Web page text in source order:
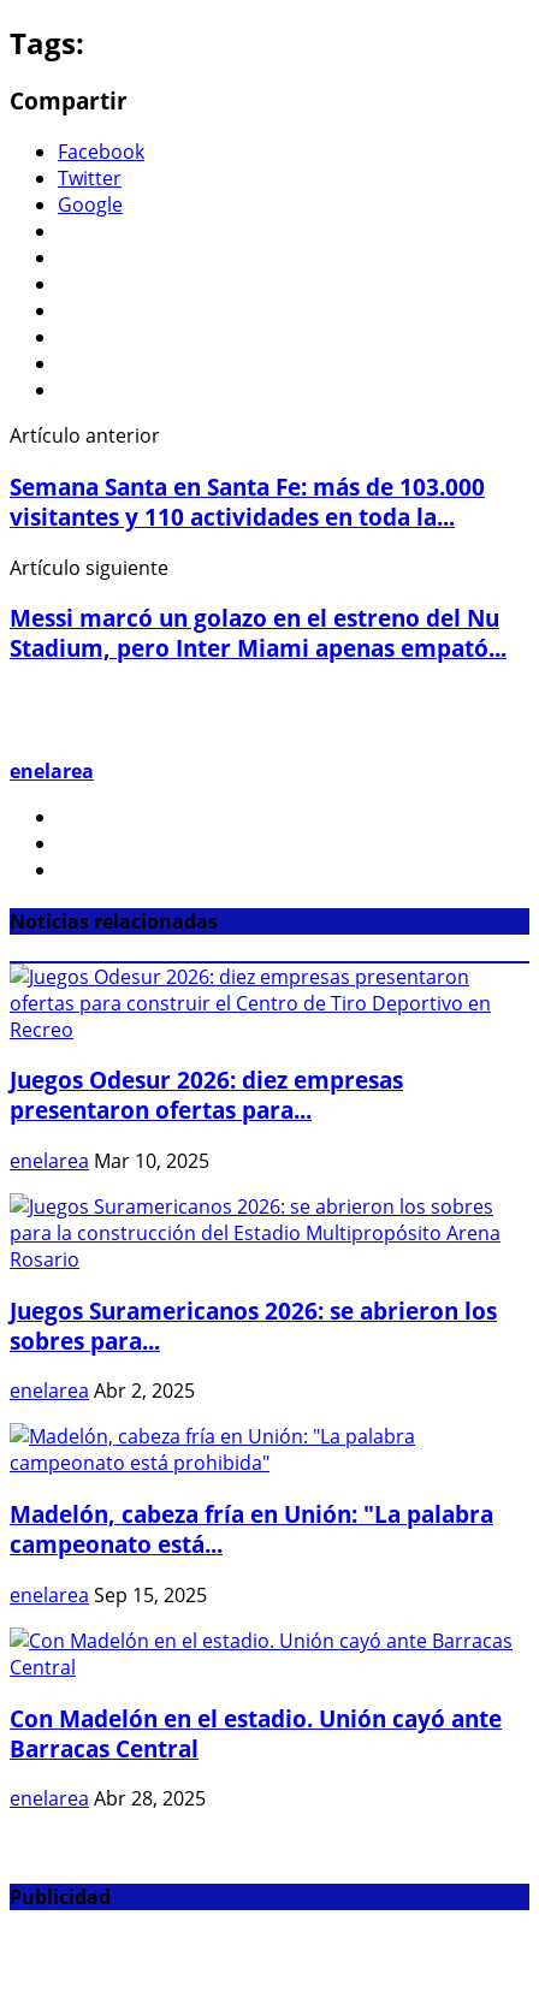
Tags:
Compartir
Facebook
Twitter
Google
Artículo anterior
Semana Santa en Santa Fe: más de 103.000
visitantes y 110 actividades en toda la...
Artículo siguiente
Messi marcó un golazo en el estreno del Nu
Stadium, pero Inter Miami apenas empató...
enelarea
Noticias relacionadas
Juegos Odesur 2026: diez empresas
presentaron ofertas para...
enelarea Mar 10, 2025
Juegos Suramericanos 2026: se abrieron los
sobres para...
enelarea Abr 2, 2025
Madelón, cabeza fría en Unión: "La palabra
campeonato está...
enelarea Sep 15, 2025
Con Madelón en el estadio. Unión cayó ante
Barracas Central
enelarea Abr 28, 2025
Publicidad